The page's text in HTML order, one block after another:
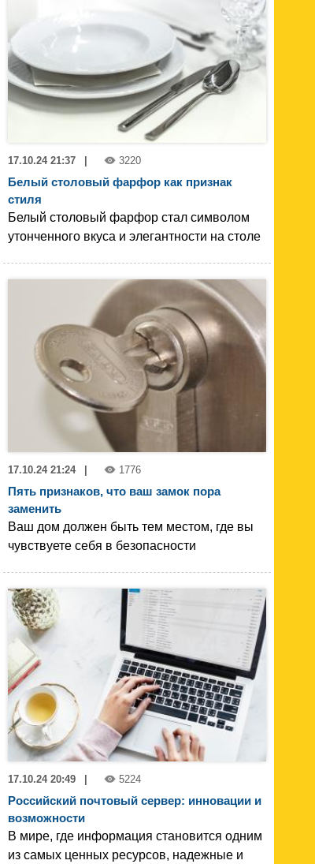
17.10.24 21:37 3220
Белый столовый фарфор как признак
стиля
Белый столовый фарфор стал символом
утонченного вкуса и элегантности на столе
17.10.24 21:24 1776
Пять признаков, что ваш замок пора
заменить
Ваш дом должен быть тем местом, где вы
чувствуете себя в безопасности
17.10.24 20:49 | 5224
Российский почтовый сервер: инновации и
возможности
В мире, где информация становится одним
из самых ценных ресурсов, надежные и